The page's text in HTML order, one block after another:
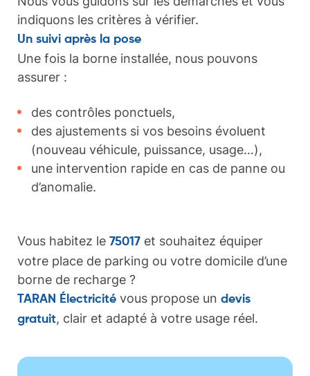
indiquons les critères à vérifier.
Un suivi après la pose
Une fois la borne installée, nous pouvons
assurer :
des contrôles ponctuels,
des ajustements si vos besoins évoluent
(nouveau véhicule, puissance, usage…),
une intervention rapide en cas de panne ou
d’anomalie.
Vous habitez le 75017 et souhaitez équiper
votre place de parking ou votre domicile d’une
borne de recharge ?
TARAN Électricité vous propose un devis
gratuit, clair et adapté à votre usage réel.